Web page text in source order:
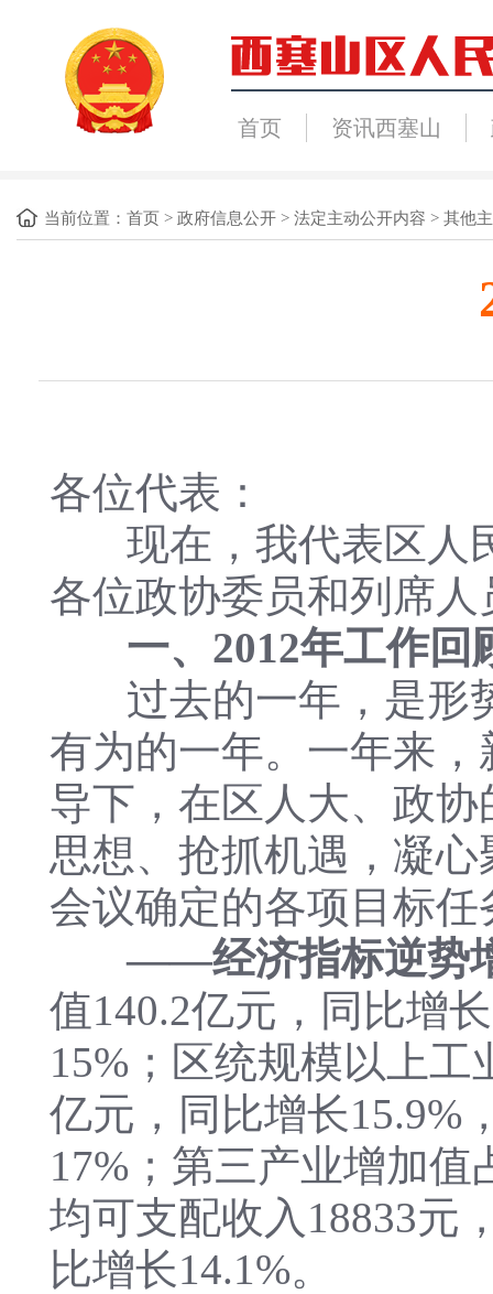
首页 资讯西塞山
当前位置： 首页 > 政府信息公开 > 法定主动公开内容 > 其他
各位代表：
现在，我代表区人
各位政协委员和列席
一、2012年工作回
过去的一年，是形
有为的一年。一年来
导下，在区人大、政
思想、抢抓机遇，凝
会议确定的各项目标
——经济指标逆势
值140.2亿元，同比增
15%；区统规模以上工
亿元，同比增长15.9%
17%；第三产业增加值
均可支配收入18833元
比增长14.1%。